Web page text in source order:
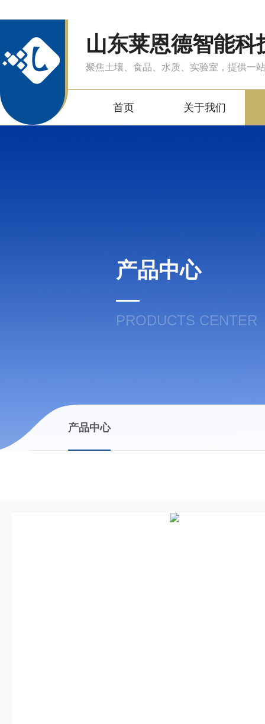
山东莱恩德智能科
聚焦土壤、食品、水质、实验室，提供一
首页 关于我们
产品中心
PRODUCTS CENTER
产品中心